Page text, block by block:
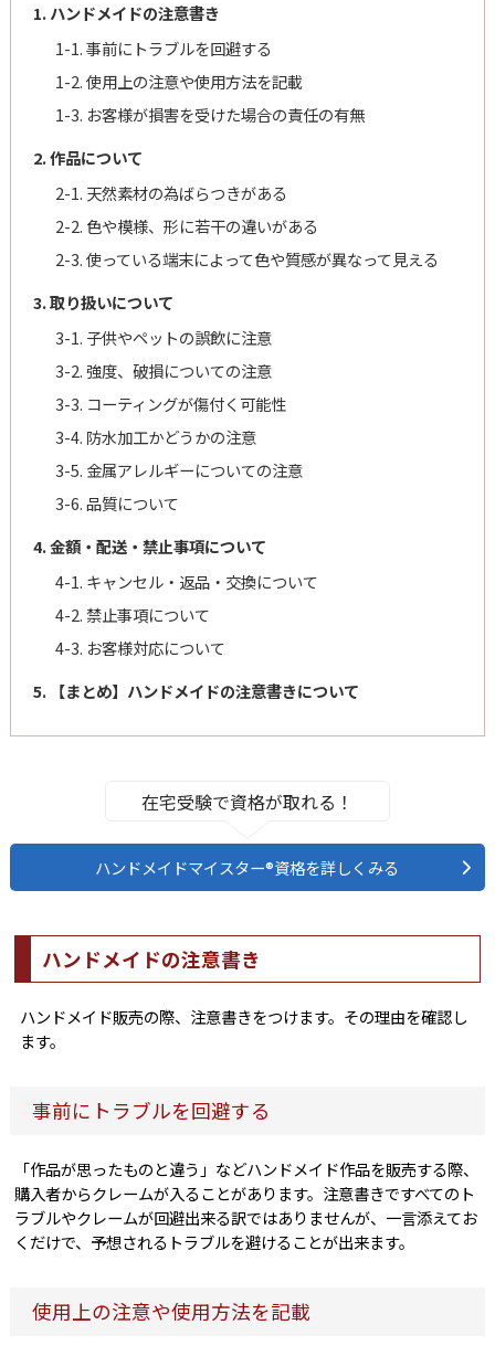
1. ハンドメイドの注意書き
1-1. 事前にトラブルを回避する
1-2. 使用上の注意や使用方法を記載
1-3. お客様が損害を受けた場合の責任の有無
2. 作品について
2-1. 天然素材の為ばらつきがある
2-2. 色や模様、形に若干の違いがある
2-3. 使っている端末によって色や質感が異なって見える
3. 取り扱いについて
3-1. 子供やペットの誤飲に注意
3-2. 強度、破損についての注意
3-3. コーティングが傷付く可能性
3-4. 防水加工かどうかの注意
3-5. 金属アレルギーについての注意
3-6. 品質について
4. 金額・配送・禁止事項について
4-1. キャンセル・返品・交換について
4-2. 禁止事項について
4-3. お客様対応について
5. 【まとめ】ハンドメイドの注意書きについて
在宅受験で資格が取れる！
ハンドメイドマイスター®資格を詳しくみる
ハンドメイドの注意書き
ハンドメイド販売の際、注意書きをつけます。その理由を確認し
ます。
事前にトラブルを回避する
「作品が思ったものと違う」などハンドメイド作品を販売する際、
購入者からクレームが入ることがあります。注意書きですべてのト
ラブルやクレームが回避出来る訳ではありませんが、一言添えてお
くだけで、予想されるトラブルを避けることが出来ます。
使用上の注意や使用方法を記載